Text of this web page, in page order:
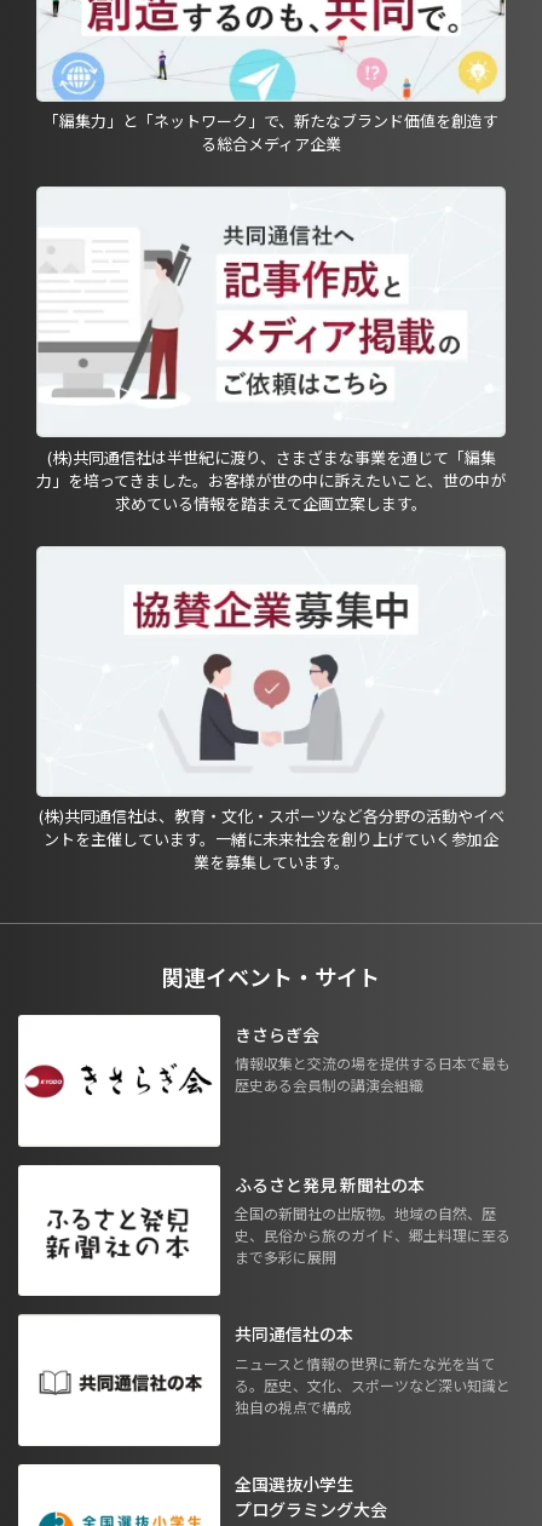
「編集力」と「ネットワーク」で、新たなブランド価値を創造す
る総合メディア企業
(株)共同通信社は半世紀に渡り、さまざまな事業を通じて「編集
力」を培ってきました。お客様が世の中に訴えたいこと、世の中が
求めている情報を踏まえて企画立案します。
(株)共同通信社は、教育・文化・スポーツなど各分野の活動やイベ
ントを主催しています。一緒に未来社会を創り上げていく参加企
業を募集しています。
関連イベント・サイト
きさらぎ会
情報収集と交流の場を提供する日本で最も
歴史ある会員制の講演会組織
ふるさと発見 新聞社の本
全国の新聞社の出版物。地域の自然、歴
史、民俗から旅のガイド、郷土料理に至る
まで多彩に展開
共同通信社の本
ニュースと情報の世界に新たな光を当て
る。歴史、文化、スポーツなど深い知識と
独自の視点で構成
全国選抜小学生
プログラミング大会